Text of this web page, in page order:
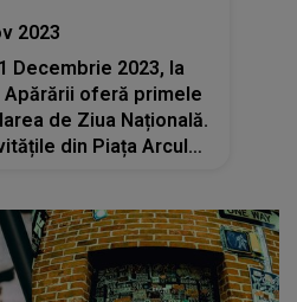
2023
Decembrie 2023, la
oferă primele
de Ziua Națională.
din Piața Arcului